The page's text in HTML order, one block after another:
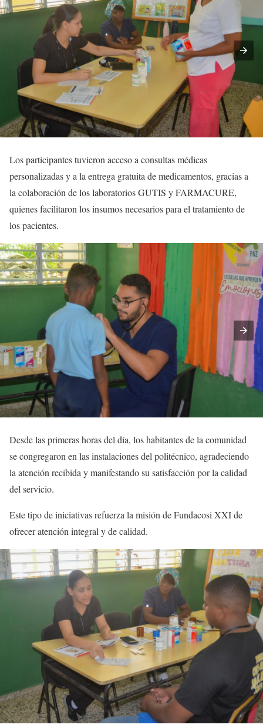
Los participantes tuvieron acceso a consultas médicas
personalizadas y a la entrega gratuita de medicamentos, gracias a
la colaboración de los laboratorios GUTIS y FARMACURE,
quienes facilitaron los insumos necesarios para el tratamiento de
los pacientes.
Desde las primeras horas del día, los habitantes de la comunidad
se congregaron en las instalaciones del politécnico, agradeciendo
la atención recibida y manifestando su satisfacción por la calidad
del servicio.
Este tipo de iniciativas refuerza la misión de Fundacosi XXI de
ofrecer atención integral y de calidad.